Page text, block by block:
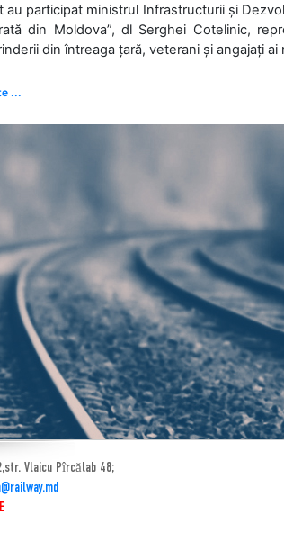
participat ministrul Infrastructurii și
din Moldova”, dl Serghei Cotelinic,
din întreaga țară, veterani și angajați ai
...
Vlaicu Pîrcălab 48;